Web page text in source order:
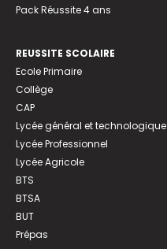
Pack Réussite 4 ans
REUSSITE SCOLAIRE
Ecole Primaire
Collège
CAP
Lycée général et technologique
Lycée Professionnel
Lycée Agricole
BTS
BTSA
BUT
Prépas